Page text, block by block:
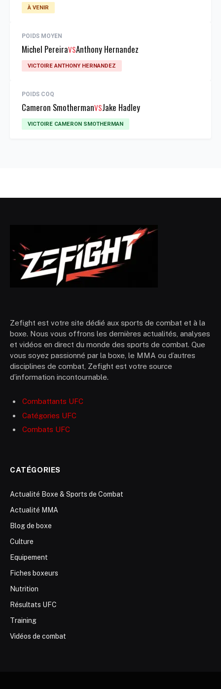
À VENIR
POIDS MOYEN
Michel PereiraVSAnthony Hernandez
VICTOIRE ANTHONY HERNANDEZ
POIDS COQ
Cameron SmothermanVSJake Hadley
VICTOIRE CAMERON SMOTHERMAN
Zefight est votre site dédié aux sports de combat et à la
boxe. Nous vous offrons les dernières actualités, analyses
et vidéos en direct du monde des sports de combat. Que
vous soyez passionné par la boxe, le MMA ou d’autres
disciplines de combat, Zefight est votre source
d’information incontournable.
Combattants UFC
Catégories UFC
Combats UFC
CATÉGORIES
Actualité Boxe & Sports de Combat
Actualité MMA
Blog de boxe
Culture
Equipement
Fiches boxeurs
Nutrition
Résultats UFC
Training
Vidéos de combat